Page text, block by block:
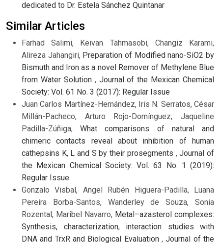
dedicated to Dr. Estela Sánchez Quintanar
Similar Articles
Farhad Salimi, Keivan Tahmasobi, Changiz Karami,
Alireza Jahangiri, Preparation of Modified nano-SiO2 by
Bismuth and Iron as a novel Remover of Methylene Blue
from Water Solution , Journal of the Mexican Chemical
Society: Vol. 61 No. 3 (2017): Regular Issue
Juan Carlos Martínez-Hernández, Iris N. Serratos, César
Millán-Pacheco, Arturo Rojo-Domínguez, Jaqueline
Padilla-Zúñiga,What comparisons of natural and
chimeric contacts reveal about inhibition of human
cathepsins K, L and S by their prosegments ,Journal of
the Mexican Chemical Society: Vol. 63 No. 1 (2019):
Regular Issue
Gonzalo Visbal, Angel Rubén Higuera-Padilla, Luana
Pereira Borba-Santos, Wanderley de Souza, Sonia
Rozental, Maribel Navarro, Metal–azasterol complexes:
Synthesis, characterization, interaction studies with
DNA and TrxR and Biological Evaluation ,Journal of the